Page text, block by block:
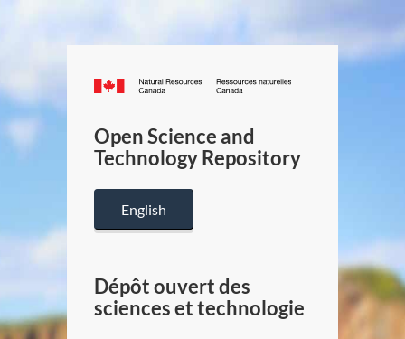
Canada.ca
/
Canada
Open Science and
Technology Repository
English
Dépôt ouvert des
sciences et technologie